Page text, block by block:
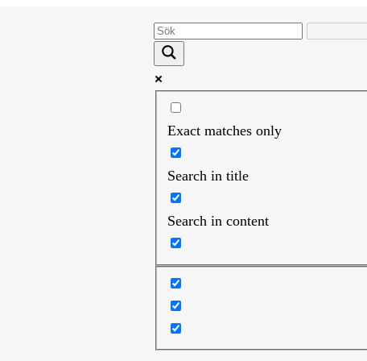
Exact matches only
Search in title
Search in content